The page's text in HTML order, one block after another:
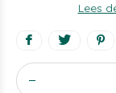
Lees